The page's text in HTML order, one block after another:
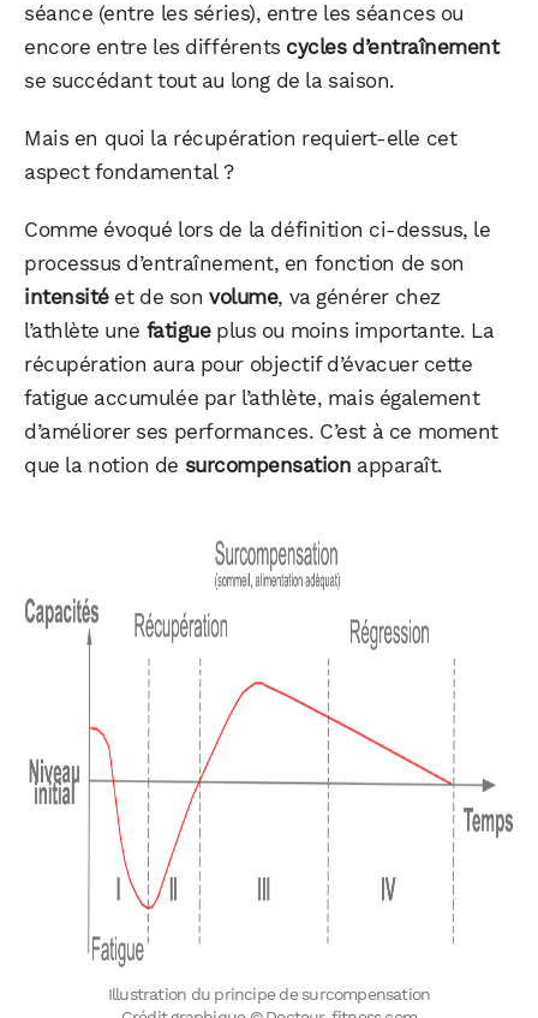
séance (entre les séries), entre les séances ou
encore entre les différents cycles d’entraînement
se succédant tout au long de la saison.
Mais en quoi la récupération requiert-elle cet
aspect fondamental ?
Comme évoqué lors de la définition ci-dessus, le
processus d’entraînement, en fonction de son
intensitéet de sonvolume, va générer chez
l’athlète une fatigueplus ou moins importante. La
récupération aura pour objectif d’évacuer cette
fatigue accumulée par l’athlète, mais également
d’améliorer ses performances. C’est à ce moment
que la notion de surcompensation apparaît.
Illustration du principe de surcompensation